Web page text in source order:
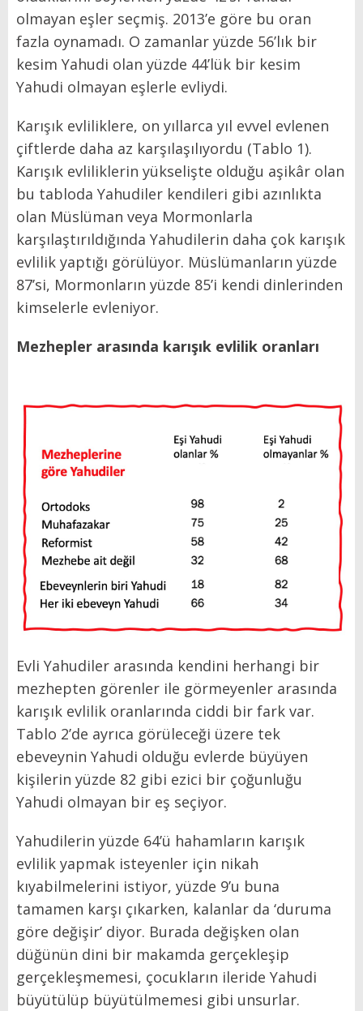
olmayan eşler seçmiş. 2013’e göre bu oran
fazla oynamadı. O zamanlar yüzde 56’lık bir
kesim Yahudi olan yüzde 44’lük bir kesim
Yahudi olmayan eşlerle evliydi.
Karışık evliliklere, on yıllarca yıl evvel evlenen
çiftlerde daha az karşılaşılıyordu (Tablo 1).
Karışık evliliklerin yükselişte olduğu aşikâr olan
bu tabloda Yahudiler kendileri gibi azınlıkta
olan Müslüman veya Mormonlarla
karşılaştırıldığında Yahudilerin daha çok karışık
evlilik yaptığı görülüyor. Müslümanların yüzde
87’si, Mormonların yüzde 85’i kendi dinlerinden
kimselerle evleniyor.
Mezhepler arasında karışık evlilik oranları
Evli Yahudiler arasında kendini herhangi bir
mezhepten görenler ile görmeyenler arasında
karışık evlilik oranlarında ciddi bir fark var.
Tablo 2’de ayrıca görüleceği üzere tek
ebeveynin Yahudi olduğu evlerde büyüyen
kişilerin yüzde 82 gibi ezici bir çoğunluğu
Yahudi olmayan bir eş seçiyor.
Yahudilerin yüzde 64’ü hahamların karışık
evlilik yapmak isteyenler için nikah
kıyabilmelerini istiyor, yüzde 9’u buna
tamamen karşı çıkarken, kalanlar da ‘duruma
göre değişir’ diyor. Burada değişken olan
düğünün dini bir makamda gerçekleşip
gerçekleşmemesi, çocukların ileride Yahudi
büyütülüp büyütülmemesi gibi unsurlar.